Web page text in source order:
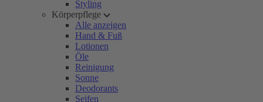
Styling
Körperpflege
Alle anzeigen
Hand & Fuß
Lotionen
Öle
Reinigung
Sonne
Deodorants
Seifen